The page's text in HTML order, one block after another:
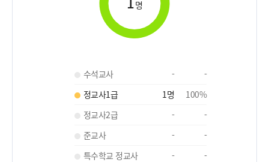
명
수석교사 -
-
정교사1급
1명 100%
정교사2급
-
-
준교사
-
-
특수학교 정교사
-
-